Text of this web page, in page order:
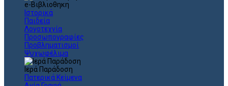
e-Βιβλιοθηκη
Ιστορικά
Παιδεία
Λογοτεχνία
Προσωπογραφίες
Προβληματισμοί
Ψυχωφέλιμα
Ιερά Παράδοση
Πατερικά Κείμενα